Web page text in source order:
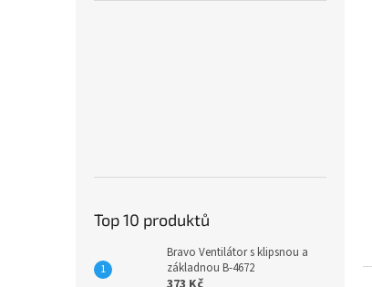
Top 10 produktů
Bravo Ventilátor s klipsnou a
základnou B-4672